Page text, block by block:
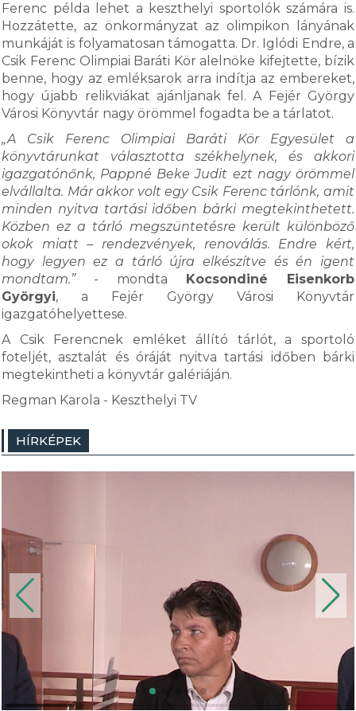
Ferenc példa lehet a keszthelyi sportolók számára is.
Hozzátette, az önkormányzat az olimpikon lányának
munkáját is folyamatosan támogatta. Dr. Iglódi Endre, a
Csik Ferenc Olimpiai Baráti Kör alelnöke kifejtette, bízik
benne, hogy az emléksarok arra indítja az embereket,
hogy újabb relikviákat ajánljanak fel. A Fejér György
Városi Könyvtár nagy örömmel fogadta be a tárlatot.
„A Csik Ferenc Olimpiai Baráti Kör Egyesület a
könyvtárunkat választotta székhelynek, és akkori
igazgatónőnk, Pappné Beke Judit ezt nagy örömmel
elvállalta. Már akkor volt egy Csik Ferenc tárlónk, amit
minden nyitva tartási időben bárki megtekinthetett.
Közben ez a tárló megszüntetésre került különböző
okok miatt – rendezvények, renoválás. Endre kért,
hogy legyen ez a tárló újra elkészítve és én igent
mondtam.”- mondta Kocsondiné Eisenkorb
Györgyi, a Fejér György Városi Könyvtár
igazgatóhelyettese.
A Csik Ferencnek emléket állító tárlót, a sportoló
foteljét, asztalát és óráját nyitva tartási időben bárki
megtekintheti a könyvtár galériáján.
Regman Karola - Keszthelyi TV
HÍRKÉPEK